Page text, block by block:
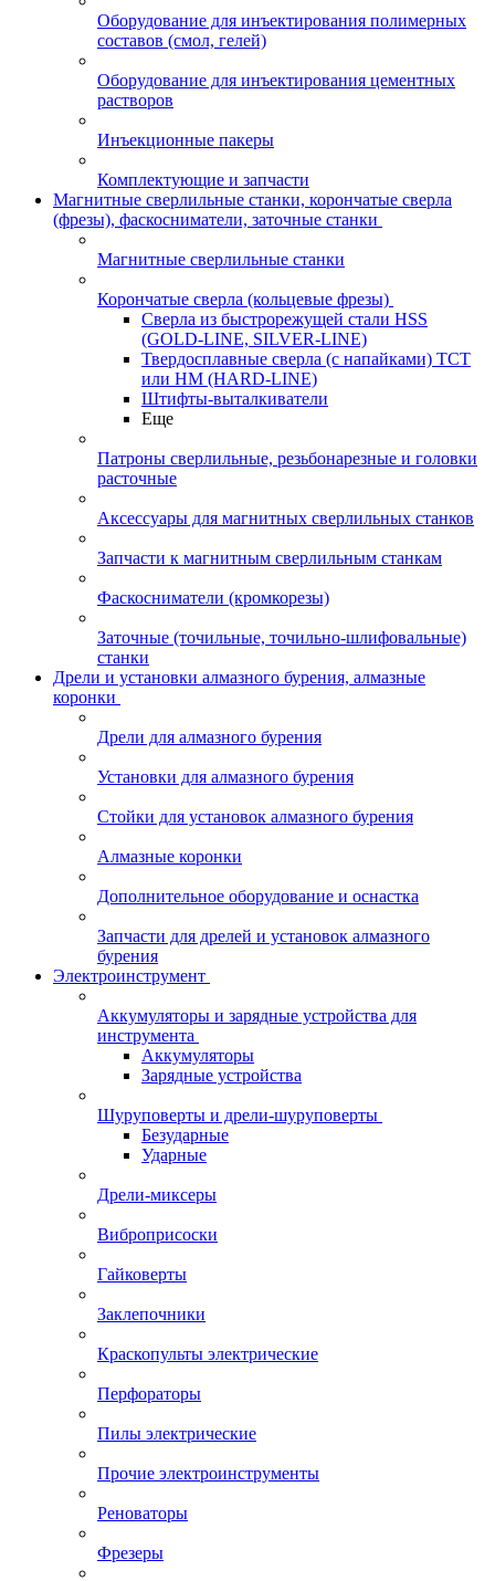
Оборудование для инъектирования полимерных
составов (смол, гелей)
Оборудование для инъектирования цементных
растворов
Инъекционные пакеры
Комплектующие и запчасти
Магнитные сверлильные станки, корончатые сверла
(фрезы), фаскосниматели, заточные станки
Магнитные сверлильные станки
Корончатые сверла (кольцевые фрезы)
Сверла из быстрорежущей стали HSS
(GOLD-LINE, SILVER-LINE)
Твердосплавные сверла (с напайками) ТСТ
или HM (HARD-LINE)
Штифты-выталкиватели
Еще
Патроны сверлильные, резьбонарезные и головки
расточные
Аксессуары для магнитных сверлильных станков
Запчасти к магнитным сверлильным станкам
Фаскосниматели (кромкорезы)
Заточные (точильные, точильно-шлифовальные)
станки
Дрели и установки алмазного бурения, алмазные
коронки
Дрели для алмазного бурения
Установки для алмазного бурения
Стойки для установок алмазного бурения
Алмазные коронки
Дополнительное оборудование и оснастка
Запчасти для дрелей и установок алмазного
бурения
Электроинструмент
Аккумуляторы и зарядные устройства для
инструмента
Аккумуляторы
Зарядные устройства
Шуруповерты и дрели-шуруповерты
Безударные
Ударные
Дрели-миксеры
Виброприсоски
Гайковерты
Заклепочники
Краскопульты электрические
Перфораторы
Пилы электрические
Прочие электроинструменты
Реноваторы
Фрезеры